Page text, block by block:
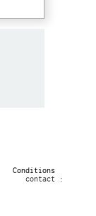
Conditions
contact :